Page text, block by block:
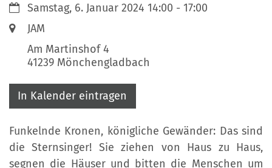
Datum:Samstag, 6. Januar 2024 14:00 - 17:00
Ort: JAM
Am Martinshof 4
41239 Mönchengladbach
In Kalender eintragen
Funkelnde Kronen, königliche Gewänder: Das sind
die Sternsinger! Sie ziehen von Haus zu Haus,
segnen die Häuser und bitten die Menschen um